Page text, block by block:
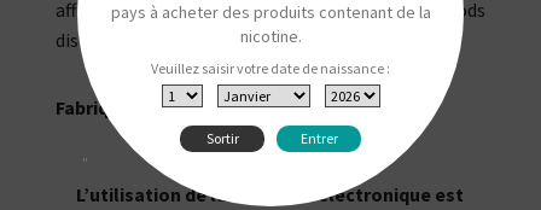
affleurant votre reconstructible avec les mods
disposant d'un diamètre de 23 mm.
Fabriqué par Arcana Mods.
L’utilisation de la cigarette électronique est
pays à acheter des produits contenant de la
nicotine.
Veuillez saisir votre date de naissance :
Sortir
Entrer
"